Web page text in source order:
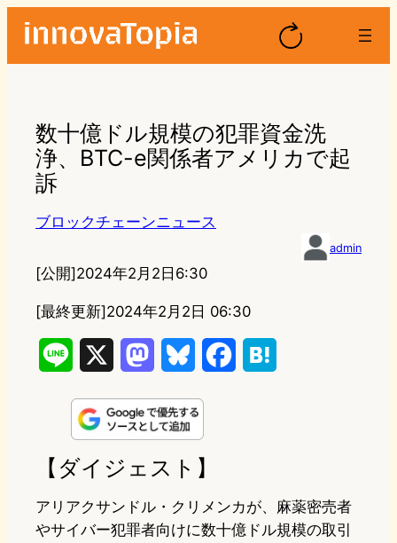
数十億ドル規模の犯罪資金洗
浄、BTC-e関係者アメリカで起
訴
ブロックチェーンニュース
admin
[公開]2024年2月2日6:30
[最終更新]2024年2月2日 06:30
n
e
s
d
u
e
k
o
a
【ダイジェスト】
アリアクサンドル・クリメンカが、麻薬密売者
やサイバー犯罪者向けに数十億ドル規模の取引